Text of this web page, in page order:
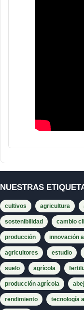
NUESTRAS
cultivos agricultura
sostenibilidad cambio
producción innovación
agricultores estudio
suelo agrícola
producción agrícola
rendimiento tecnología